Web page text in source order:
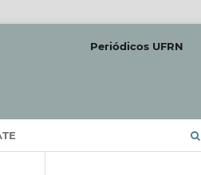
Periódicos UFRN